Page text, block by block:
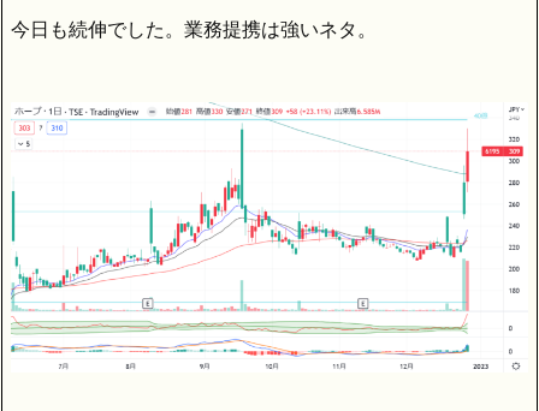
今日も続伸でした。業務提携は強いネタ。